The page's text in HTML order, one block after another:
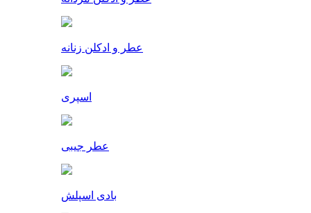
عطر و ادکلن زنانه
اسپری
عطر جیبی
بادی اسپلش